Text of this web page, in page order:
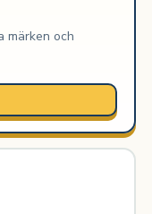
märken och